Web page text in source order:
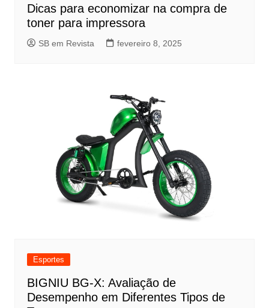
Dicas para economizar na compra de
toner para impressora
SB em Revista fevereiro 8, 2025
Esportes
BIGNIU BG-X: Avaliação de
Desempenho em Diferentes Tipos de